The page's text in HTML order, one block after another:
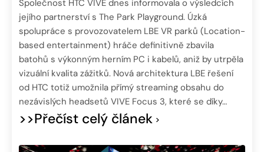
Společnost HTC VIVE dnes informovala o výsledcích
jejího partnerství s The Park Playground. Úzká
spolupráce s provozovatelem LBE VR parků (Location-
based entertainment) hráče definitivně zbavila
batohů s výkonným herním PC i kabelů, aniž by utrpěla
vizuální kvalita zážitků. Nová architektura LBE řešení
od HTC totiž umožnila přímý streaming obsahu do
nezávislých headsetů VIVE Focus 3, které se díky…
>>Přečíst celý článek